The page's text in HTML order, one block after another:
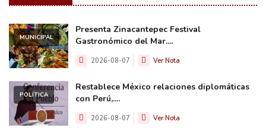
MUNICIPAL
Presenta Zinacantepec Festival
Gastronómico del Mar....
2026-08-07 Ver Nota
POLÍTICA
Restablece México relaciones diplomáticas
con Perú,....
2026-08-07 Ver Nota